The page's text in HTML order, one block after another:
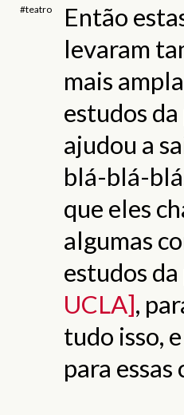
#teatro
Então
levaram
mais
estudos
ajudou a
blá-blá-
que eles
algumas
estudos
UCLA],
tudo isso,
para